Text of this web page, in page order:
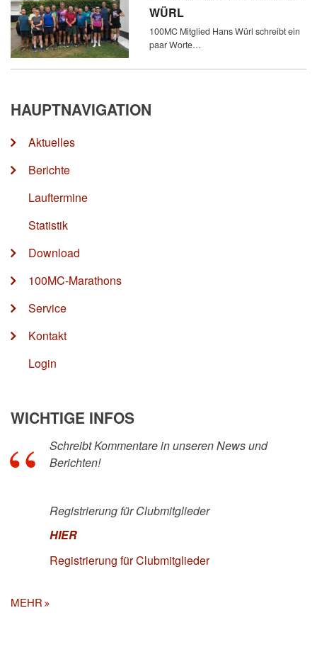
WÜRL
100MC Mitglied Hans Würl schreibt ein
paar Worte…
HAUPTNAVIGATION
Aktuelles
Berichte
Lauftermine
Statistik
Download
100MC-Marathons
Service
Kontakt
Login
WICHTIGE INFOS
Schreibt Kommentare in unseren News und
Berichten!
Registrierung für Clubmitglieder
HIER
Registrierung für Clubmitglieder
MEHR